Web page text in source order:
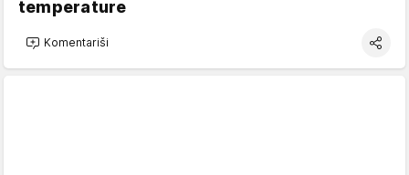
temperature
Komentariši